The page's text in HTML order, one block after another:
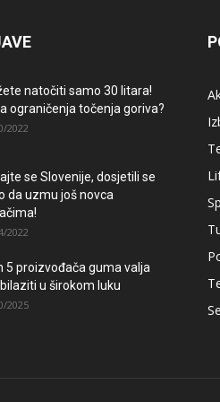
natočiti samo 30 litara!
ograničenja točenja goriva?
2022
se Slovenije, dosjetili se
da uzmu još novca
2022
5 proizvođača guma valja
u širokom luku
2025